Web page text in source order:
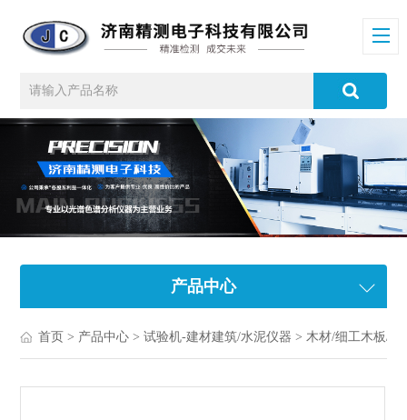
产品中心
首页 > 产品中心 >试验机-建材建筑/水泥仪器 >木材/细工木板/胶合板试验